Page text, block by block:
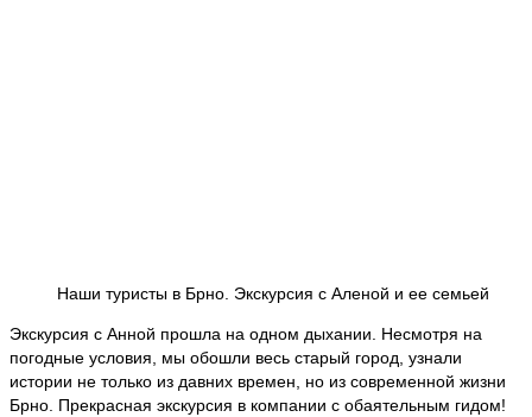
Наши туристы в Брно. Экскурсия с Аленой и ее семьей
Экскурсия с Анной прошла на одном дыхании. Несмотря на
погодные условия, мы обошли весь старый город, узнали
истории не только из давних времен, но из современной жизни
Брно. Прекрасная экскурсия в компании с обаятельным гидом!